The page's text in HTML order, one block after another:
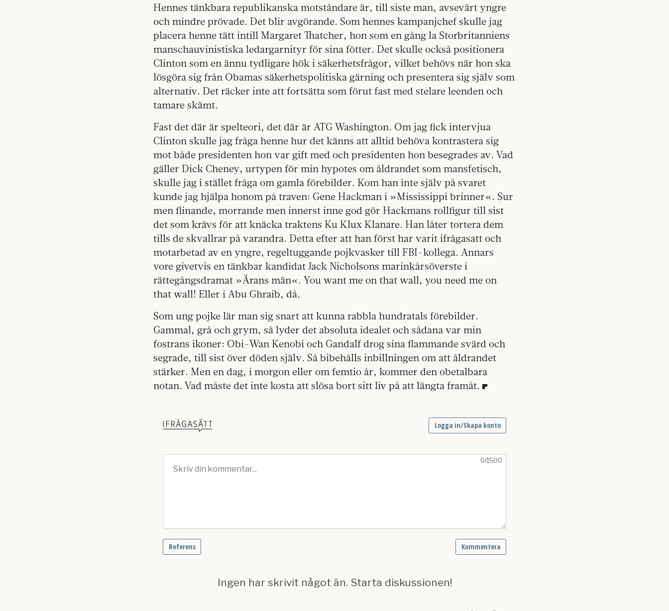
Hennes tänkbara republikanska motståndare är, till siste man, avsevärt yngre
och mindre prövade. Det blir avgörande. Som hennes kampanjchef skulle jag
placera henne tätt intill Margaret Thatcher, hon som en gång la Storbritanniens
manschauvinistiska ledargarnityr för sina fötter. Det skulle också positionera
Clinton som en ännu tydligare hök i säkerhetsfrågor, vilket behövs när hon ska
lösgöra sig från Obamas säkerhetspolitiska gärning och presentera sig själv som
alternativ. Det räcker inte att fortsätta som förut fast med stelare leenden och
tamare skämt.
Fast det där är spelteori, det där är ATG Washington. Om jag fick intervjua
Clinton skulle jag fråga henne hur det känns att alltid behöva kontrastera sig
mot både presidenten hon var gift med och presidenten hon besegrades av. Vad
gäller Dick Cheney, urtypen för min hypotes om åldrandet som mansfetisch,
skulle jag i stället fråga om gamla förebilder. Kom han inte själv på svaret
kunde jag hjälpa honom på traven: Gene Hackman i »Mississippi brinner«. Sur
men flinande, morrande men innerst inne god gör Hackmans rollfigur till sist
det som krävs för att knäcka traktens Ku Klux Klanare. Han låter tortera dem
tills de skvallrar på varandra. Detta efter att han först har varit ifrågasatt och
motarbetad av en yngre, regeltuggande pojkvasker till FBI-kollega. Annars
vore givetvis en tänkbar kandidat Jack Nicholsons marinkårsöverste i
rättegångsdramat »Ärans män«. You want me on that wall, you need me on
that wall! Eller i Abu Ghraib, då.
Som ung pojke lär man sig snart att kunna rabbla hundratals förebilder.
Gammal, grå och grym, så lyder det absoluta idealet och sådana var min
fostrans ikoner: Obi-Wan Kenobi och Gandalf drog sina flammande svärd och
segrade, till sist över döden själv. Så bibehålls inbillningen om att åldrandet
stärker. Men en dag, i morgon eller om femtio år, kommer den obetalbara
notan. Vad måste det inte kosta att slösa bort sitt liv på att längta framåt.